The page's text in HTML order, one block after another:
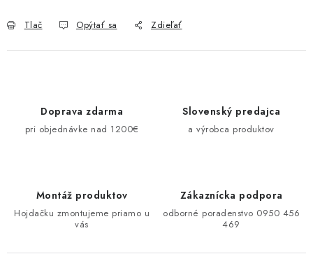
Tlač Opýtať sa Zdieľať
Doprava zdarma
pri objednávke nad 1200€
Slovenský predajca
a výrobca produktov
Montáž produktov
Hojdačku zmontujeme priamo u
vás
Zákaznícka podpora
odborné poradenstvo 0950 456
469